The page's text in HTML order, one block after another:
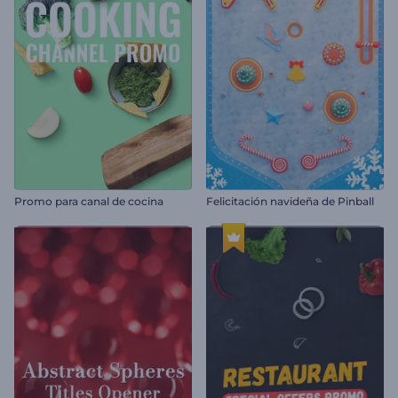
Promo para canal de cocina Felicitación navideña de Pinball